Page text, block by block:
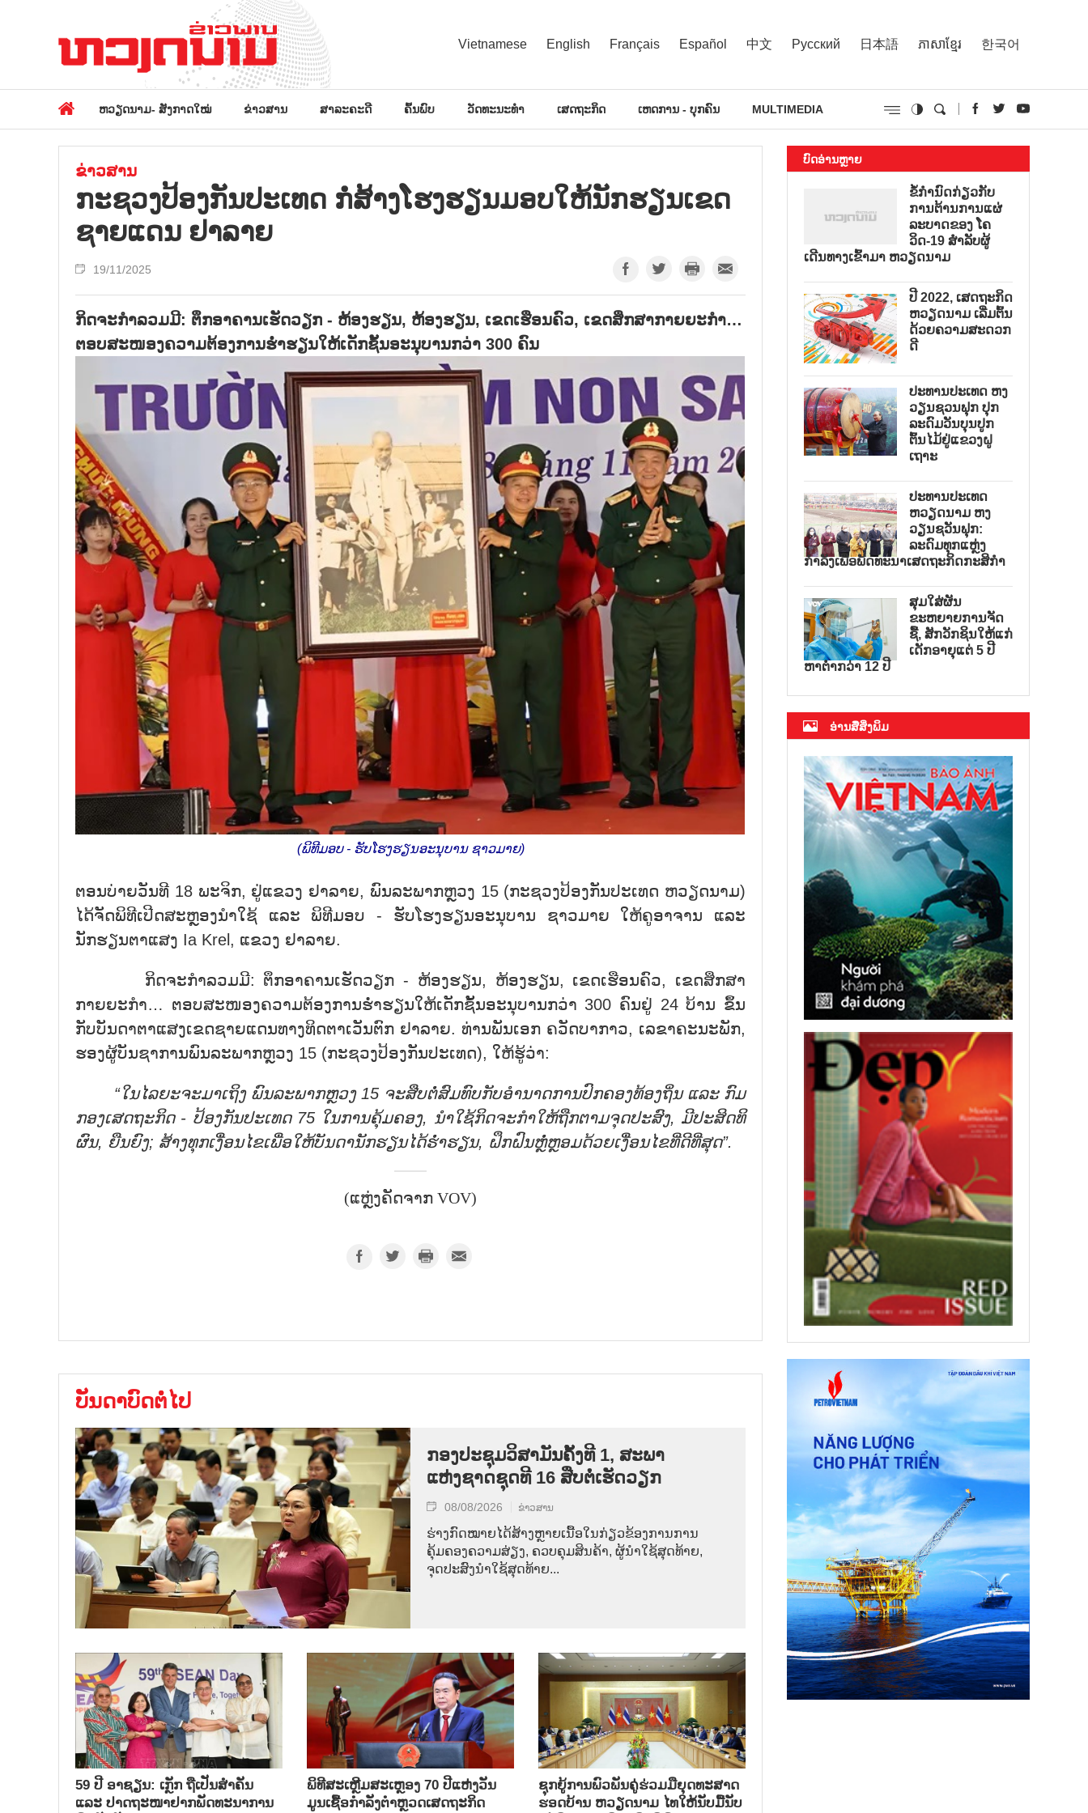
Vietnamese English Français Español 中文 Русский 日本語 ភាសាខ្មែរ 한국어
ຫວຽດນາມ- ສັງກາດໃໝ່ ຂ່າວສານ ສາລະຄະດີ ຄົ້ນພົບ ວັດທະນະທຳ ເສດຖະກິດ ເຫດການ - ບຸກຄົນ MULTIMEDIA
ຂ່າວສານ
ກະຊວງປ້ອງກັນປະເທດ ກໍ່ສ້າງໂຮງຮຽນມອບໃຫ້ນັກຮຽນເຂດ
ຊາຍແດນ ຢາລາຍ
19/11/2025
ກິດຈະກຳລວມມີ: ຕຶກອາຄານເຮັດວຽກ - ຫ້ອງຮຽນ, ຫ້ອງຮຽນ, ເຂດເຮືອນຄົວ, ເຂດສຶກສາກາຍຍະກຳ…
ຕອບສະໜອງຄວາມຕ້ອງການຮ່ຳຮຽນໃຫ້ເດັກຊັ້ນອະນຸບານກວ່າ 300 ຄົນ
(ພິທີມອບ - ຮັບໂຮງຮຽນອະນຸບານ ຊາວມາຍ)
ຕອນບ່າຍວັນທີ 18 ພະຈິກ, ຢູ່ແຂວງ ຢາລາຍ, ພົນລະພາກຫຼວງ 15 (ກະຊວງປ້ອງກັນປະເທດ ຫວຽດນາມ)
ໄດ້ຈັດພິທີເປີດສະຫຼອງນຳໃຊ້ ແລະ ພິທີມອບ - ຮັບໂຮງຮຽນອະນຸບານ ຊາວມາຍ ໃຫ້ຄູອາຈານ ແລະ
ນັກຮຽນຕາແສງ Ia Krel, ແຂວງ ຢາລາຍ.
ກິດຈະກຳລວມມີ: ຕຶກອາຄານເຮັດວຽກ - ຫ້ອງຮຽນ, ຫ້ອງຮຽນ, ເຂດເຮືອນຄົວ, ເຂດສຶກສາ
ກາຍຍະກຳ… ຕອບສະໜອງຄວາມຕ້ອງການຮ່ຳຮຽນໃຫ້ເດັກຊັ້ນອະນຸບານກວ່າ 300 ຄົນຢູ່ 24 ບ້ານ ຂຶ້ນ
ກັບບັນດາຕາແສງເຂດຊາຍແດນທາງທິດຕາເວັນຕົກ ຢາລາຍ. ທ່ານພັນເອກ ຄວັດບາກາວ, ເລຂາຄະນະພັກ,
ຮອງຜູ້ບັນຊາການພົນລະພາກຫຼວງ 15 (ກະຊວງປ້ອງກັນປະເທດ), ໃຫ້ຮູ້ວ່າ:
“ໃນໄລຍະຈະມາເຖິງ ພົນລະພາກຫຼວງ15 ຈະສືບຕໍ່ສົມທົບກັບອຳນາດການປົກຄອງທ້ອງຖິ່ນ ແລະ ກົມ
ກອງເສດຖະກິດ - ປ້ອງກັນປະເທດ75 ໃນການຄຸ້ມຄອງ, ນຳໃຊ້ກິດຈະກຳໃຫ້ຖືກຕາມຈຸດປະສົງ, ມີປະສິດທິ
ຜົນ, ຍືນຍົງ; ສ້າງທຸກເງື່ອນໄຂເພື່ອໃຫ້ບັນດານັກຮຽນໄດ້ຮ່ຳຮຽນ, ຝຶກຝົນຫຼໍ່ຫຼອມດ້ວຍເງື່ອນໄຂທີ່ດທີ່ສຸດ”.
(ແຫຼ່ງຄັດຈາກ VOV)
ບັນດາບົດຕໍ່ໄປ
ກອງປະຊຸມວິສາມັນຄັ້ງທີ 1, ສະພາ
ແຫ່ງຊາດຊຸດທີ 16 ສືບຕໍ່ເຮັດວຽກ
08/08/2026 ຂ່າວສານ
ຮ່າງກົດໝາຍໄດ້ສ້າງຫຼາຍເນື້ອໃນກ່ຽວຂ້ອງການການ
ຄຸ້ມຄອງຄວາມສ່ຽງ, ຄວບຄຸມສິນຄ້າ, ຜູ້ນຳໃຊ້ສຸດທ້າຍ,
ຈຸດປະສົງນຳໃຊ້ສຸດທ້າຍ...
59 ປີ ອາຊຽນ: ເກຼັກ ຖືເປັນສຳຄັນ
ແລະ ປາດຖະໜາຢາກພັດທະນາການ
ພິທີສະເຫຼີມສະເຫຼອງ 70 ປີແຫ່ງວັນ
ມູນເຊື້ອກຳລັງຕຳຫຼວດເສດຖະກິດ
ຊຸກ​ຍູ້​ການ​ພົວ​ພັນ​ຄູ່​ຮ່ວມ​ມື​ຍຸດ​ທະ​ສາດ​
ຮອດ​ບ້ານ ຫວຽດ​ນາມ ໄທ​ໃຫ້​ນັບ​ມື້​ນັບ​
ບົດອ່ານຫຼາຍ
ຂໍ້ກຳນົດກ່ຽວກັບ
ການຕ້ານການແຜ່
ລະບາດຂອງ ໂຄ
ວິດ-19 ສຳລັບຜູ້
ເດີນທາງເຂົ້າມາ ຫວຽດນາມ
ປີ 2022, ເສດຖະກິດ
ຫວຽດນາມ ເລີ່ມຕົ້ນ
ດ້ວຍຄວາມສະດວກ
ດີ
ປະທານປະເທດ ຫງ
ວຽນຊວນຟຸກ ປຸກ
ລະດົມວັນບຸນປູກ
ຕົ້ນໄມ້ຢູ່ແຂວງຝູ
ເຖາະ
ປະທານປະເທດ
ຫວຽດນາມ ຫງ
ວຽນຊວັນຟຸກ:
ລະດົມທຸກແຫຼ່ງ
ກຳລັງເພື່ອພັດທະນາເສດຖະກິດກະສິກຳ
ສຸມໃສ່ຜັນ
ຂະຫຍາຍການຈັດ
ຊື້, ສັກວັກຊິນໃຫ້ແກ່
ເດັກອາຍຸແຕ່ 5 ປີ
ຫາຕ່ຳກວ່າ 12 ປີ
ອ່ານສື່ສິ່ງພິມ